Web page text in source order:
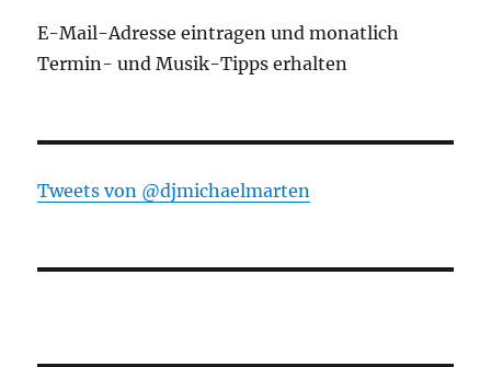
E-Mail-Adresse eintragen und monatlich
Termin- und Musik-Tipps erhalten
Tweets von ‎@djmichaelmarten